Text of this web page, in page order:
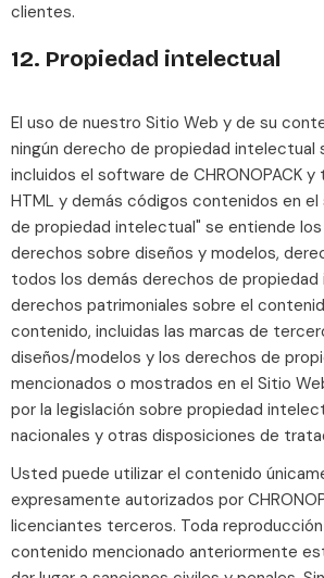
clientes.
12. Propiedad intelectual
El uso de nuestro Sitio Web y de su
ningún derecho de propiedad intelectual
incluidos el software de CHRONOPACK
HTML y demás códigos contenidos en el
de propiedad intelectual" se entiende
derechos sobre diseños y modelos,
todos los demás derechos de
derechos patrimoniales sobre el
contenido, incluidas las marcas de
diseños/modelos y los derechos de
mencionados o mostrados en el Sitio
por la legislación sobre propiedad
nacionales y otras disposiciones de
Usted puede utilizar el contenido
expresamente autorizados por
licenciantes terceros. Toda
contenido mencionado anteriormente